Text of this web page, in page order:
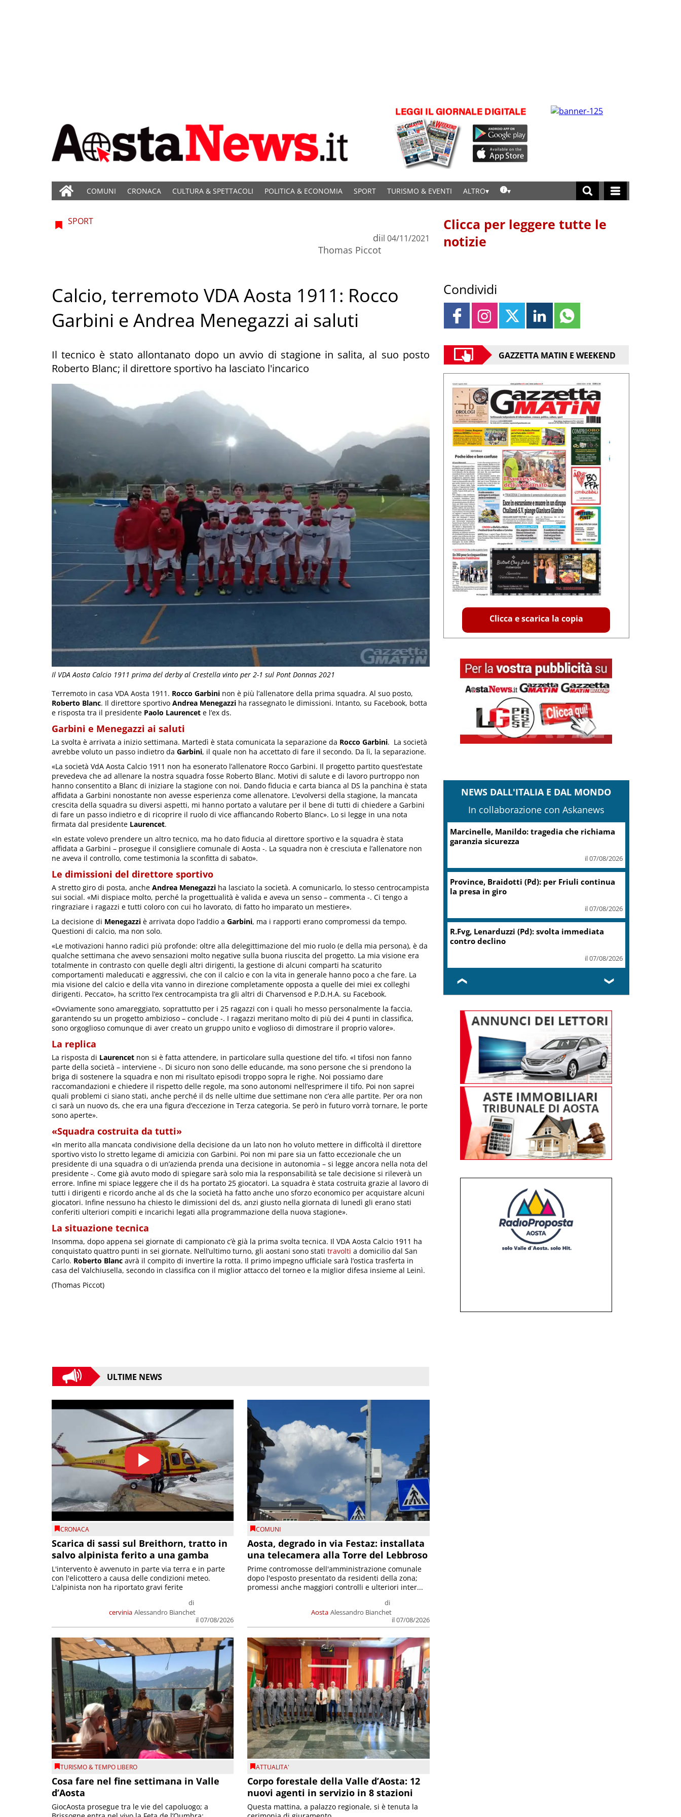
COMUNI CRONACA CULTURA & SPETTACOLI POLITICA & ECONOMIA SPORT TURISMO & EVENTI ALTRO
Il VDA Aosta Calcio 1911 prima del derby al Crestella vinto per 2-1 sul Pont Donnas 2021
SPORT
di
Thomas Piccot
il 04/11/2021
Calcio, terremoto VDA Aosta 1911: Rocco
Garbini e Andrea Menegazzi ai saluti
Il tecnico è stato allontanato dopo un avvio di stagione in salita, al suo posto
Roberto Blanc; il direttore sportivo ha lasciato l'incarico
Terremoto in casa VDA Aosta 1911. Rocco Garbini non è più l’allenatore della prima squadra. Al suo posto,
Roberto Blanc. Il direttore sportivo Andrea Menegazzi ha rassegnato le dimissioni. Intanto, su Facebook, botta
e risposta tra il presidente Paolo Laurencet e l’ex ds.
Garbini e Menegazzi ai saluti
La svolta è arrivata a inizio settimana. Martedì è stata comunicata la separazione da Rocco Garbini. La società
avrebbe voluto un passo indietro da Garbini, il quale non ha accettato di fare il secondo. Da lì, la separazione.
«La società VdA Aosta Calcio 1911 non ha esonerato l’allenatore Rocco Garbini. Il progetto partito quest’estate
prevedeva che ad allenare la nostra squadra fosse Roberto Blanc. Motivi di salute e di lavoro purtroppo non
hanno consentito a Blanc di iniziare la stagione con noi. Dando fiducia e carta bianca al DS la panchina è stata
affidata a Garbini nonostante non avesse esperienza come allenatore. L’evolversi della stagione, la mancata
crescita della squadra su diversi aspetti, mi hanno portato a valutare per il bene di tutti di chiedere a Garbini
di fare un passo indietro e di ricoprire il ruolo di vice affiancando Roberto Blanc». Lo si legge in una nota
firmata dal presidente Laurencet.
«In estate volevo prendere un altro tecnico, ma ho dato fiducia al direttore sportivo e la squadra è stata
affidata a Garbini – prosegue il consigliere comunale di Aosta -. La squadra non è cresciuta e l’allenatore non
ne aveva il controllo, come testimonia la sconfitta di sabato».
Le dimissioni del direttore sportivo
A stretto giro di posta, anche Andrea Menegazzi ha lasciato la società. A comunicarlo, lo stesso centrocampista
sui social. «Mi dispiace molto, perché la progettualità è valida e aveva un senso – commenta -. Ci tengo a
ringraziare i ragazzi e tutti coloro con cui ho lavorato, di fatto ho imparato un mestiere».
La decisione di Menegazzi è arrivata dopo l’addio a Garbini, ma i rapporti erano compromessi da tempo.
Questioni di calcio, ma non solo.
«Le motivazioni hanno radici più profonde: oltre alla delegittimazione del mio ruolo (e della mia persona), è da
qualche settimana che avevo sensazioni molto negative sulla buona riuscita del progetto. La mia visione era
totalmente in contrasto con quelle degli altri dirigenti, la gestione di alcuni comparti ha scaturito
comportamenti maleducati e aggressivi, che con il calcio e con la vita in generale hanno poco a che fare. La
mia visione del calcio e della vita vanno in direzione completamente opposta a quelle dei miei ex colleghi
dirigenti. Peccato», ha scritto l’ex centrocampista tra gli altri di Charvensod e P.D.H.A. su Facebook.
«Ovviamente sono amareggiato, soprattutto per i 25 ragazzi con i quali ho messo personalmente la faccia,
garantendo su un progetto ambizioso – conclude -. I ragazzi meritano molto di più dei 4 punti in classifica,
sono orgoglioso comunque di aver creato un gruppo unito e voglioso di dimostrare il proprio valore».
La replica
La risposta di Laurencet non si è fatta attendere, in particolare sulla questione del tifo. «I tifosi non fanno
parte della società – interviene -. Di sicuro non sono delle educande, ma sono persone che si prendono la
briga di sostenere la squadra e non mi risultato episodi troppo sopra le righe. Noi possiamo dare
raccomandazioni e chiedere il rispetto delle regole, ma sono autonomi nell’esprimere il tifo. Poi non saprei
quali problemi ci siano stati, anche perché il ds nelle ultime due settimane non c’era alle partite. Per ora non
ci sarà un nuovo ds, che era una figura d’eccezione in Terza categoria. Se però in futuro vorrà tornare, le porte
sono aperte».
«Squadra costruita da tutti»
«In merito alla mancata condivisione della decisione da un lato non ho voluto mettere in difficoltà il direttore
sportivo visto lo stretto legame di amicizia con Garbini. Poi non mi pare sia un fatto eccezionale che un
presidente di una squadra o di un’azienda prenda una decisione in autonomia – si legge ancora nella nota del
presidente -. Come già avuto modo di spiegare sarà solo mia la responsabilità se tale decisione si rileverà un
errore. Infine mi spiace leggere che il ds ha portato 25 giocatori. La squadra è stata costruita grazie al lavoro di
tutti i dirigenti e ricordo anche al ds che la società ha fatto anche uno sforzo economico per acquistare alcuni
giocatori. Infine nessuno ha chiesto le dimissioni del ds, anzi giusto nella giornata di lunedì gli erano stati
conferiti ulteriori compiti e incarichi legati alla programmazione della nuova stagione».
La situazione tecnica
Insomma, dopo appena sei giornate di campionato c’è già la prima svolta tecnica. Il VDA Aosta Calcio 1911 ha
conquistato quattro punti in sei giornate. Nell’ultimo turno, gli aostani sono stati travolti a domicilio dal San
Carlo. Roberto Blanc avrà il compito di invertire la rotta. Il primo impegno ufficiale sarà l’ostica trasferta in
casa del Valchiusella, secondo in classifica con il miglior attacco del torneo e la miglior difesa insieme al Leinì.
(Thomas Piccot)
ULTIME NEWS
CRONACA
Scarica di sassi sul Breithorn, tratto in
salvo alpinista ferito a una gamba
cervinia
di
Alessandro Bianchet
il 07/08/2026
L'intervento è avvenuto in parte via terra e in parte
con l'elicottero a causa delle condizioni meteo.
L'alpinista non ha riportato gravi ferite
COMUNI
Aosta, degrado in via Festaz: installata
una telecamera alla Torre del Lebbroso
Aosta
di
Alessandro Bianchet
il 07/08/2026
Prime contromosse dell'amministrazione comunale
dopo l'esposto presentato da residenti della zona;
promessi anche maggiori controlli e ulteriori inter...
TURISMO & TEMPO LIBERO
Cosa fare nel fine settimana in Valle
d’Aosta
GiocAosta prosegue tra le vie del capoluogo; a
ATTUALITA'
Corpo forestale della Valle d’Aosta: 12
nuovi agenti in servizio in 8 stazioni
Questa mattina, a palazzo regionale, si è tenuta la
Clicca per leggere tutte le
notizie
Condividi
GAZZETTA MATIN E WEEKEND
Clicca e scarica la copia
NEWS DALL'ITALIA E DAL MONDO
In collaborazione con Askanews
Acciaierie Valbruna, Bitonci: trovato punto
di equilibrio
il 07/08/2026
Coin, accordo con sindacati su
piano risanamento e rilancio
il 07/08/2026
Migranti, Meloni: non c’è
spazio in Ue per chi alimenta
il 07/08/2026